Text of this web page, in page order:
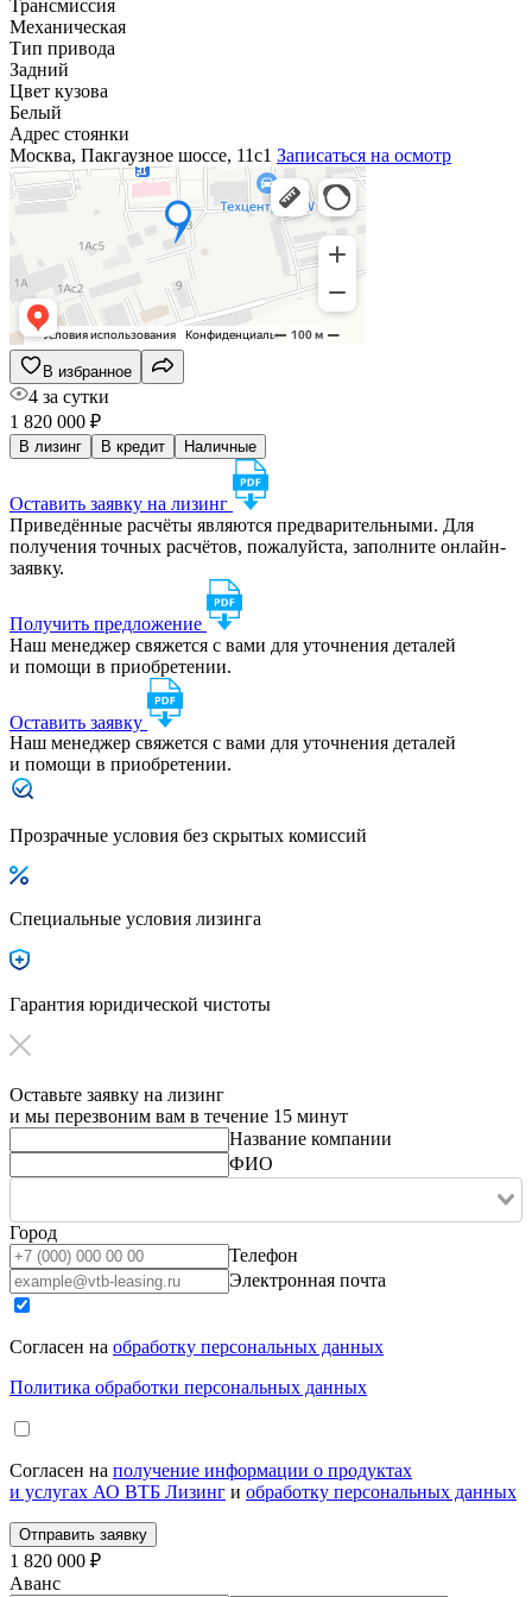
Трансмиссия
Механическая
Тип привода
Задний
Цвет кузова
Белый
Адрес стоянки
Москва, Пакгаузное шоссе, 11с1 Записаться на осмотр
В избранное
4 за сутки
1 820 000 ₽
В лизинг В кредит Наличные
Оставить заявку на лизинг
Приведённые расчёты являются предварительными. Для
получения точных расчётов, пожалуйста, заполните онлайн-
заявку.
Получить предложение
Наш менеджер свяжется с вами для уточнения деталей
и помощи в приобретении.
Оставить заявку
Наш менеджер свяжется с вами для уточнения деталей
и помощи в приобретении.
Прозрачные условия без скрытых комиссий
Специальные условия лизинга
Гарантия юридической чистоты
Оставьте заявку на лизинг
и мы перезвоним вам в течение 15 минут
Название компании
ФИО
Город
Телефон
Электронная почта
Согласен на обработку персональных данных
Политика обработки персональных данных
Согласен на получение информации о продуктах
и услугах АО ВТБ Лизинг и обработку персональных данных
1 820 000 ₽
Аванс